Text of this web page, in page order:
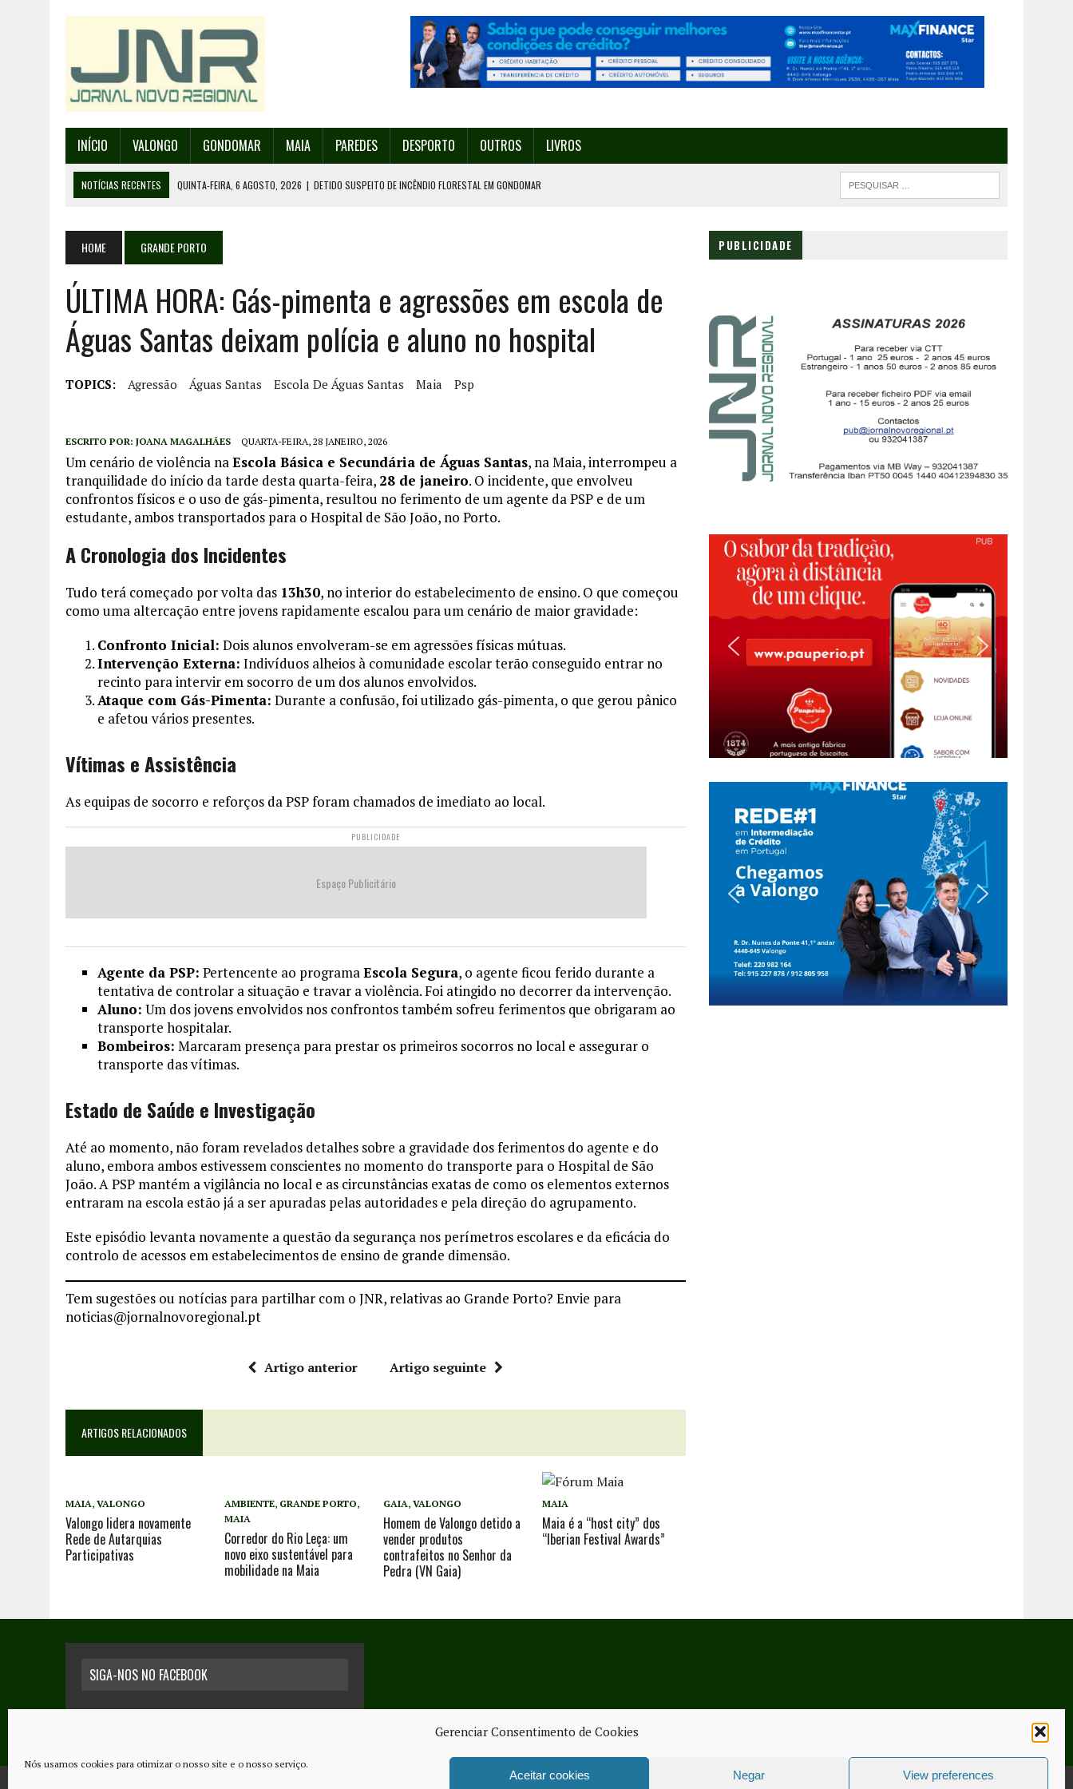
Gerenciar Consentimento de Cookies
Nós usamos cookies para otimizar o nosso site e o nosso serviço.
Aceitar cookies Negar View preferences
INÍCIO VALONGO GONDOMAR MAIA PAREDES DESPORTO OUTROS LIVROS
NOTÍCIAS RECENTES QUINTA-FEIRA, 6 AGOSTO, 2026 | DETIDO SUSPEITO DE INCÊNDIO FLORESTAL EM GONDOMAR
QUINTA-FEIRA, 6 AGOSTO, 2026 | INCÊNDIOS – FAFE: PJ DETÉM SUSPEITA DE ATEAR FOGO COM ISQUEIRO
SEXTA-FEIRA, 7 AGOSTO, 2026
FESTAS DA CIDADE DE VALONGO E 13º ENCONTRO ASSOCIATIVO DE 14 A 17 DE AGOSTO
HOME GRANDE PORTO
ÚLTIMA HORA: Gás-pimenta e agressões em escola de
Águas Santas deixam polícia e aluno no hospital
TOPICS: Agressão Águas Santas Escola De Águas Santas Maia Psp
ESCRITO POR: JOANA MAGALHÃES QUARTA-FEIRA, 28 JANEIRO, 2026
Um cenário de violência naEscola Básica e Secundária de Águas Santas, na Maia, interrompeu a
tranquilidade do início da tarde desta quarta-feira, 28 de janeiro. O incidente, que envolveu
confrontos físicos e o uso de gás-pimenta, resultou no ferimento de um agente da PSP e de um
estudante, ambos transportados para o Hospital de São João, no Porto.
A Cronologia dos Incidentes
Tudo terá começado por volta das 13h30, no interior do estabelecimento de ensino. O que começou
como uma altercação entre jovens rapidamente escalou para um cenário de maior gravidade:
Confronto Inicial: Dois alunos envolveram-se em agressões físicas mútuas.
Intervenção Externa: Indivíduos alheios à comunidade escolar terão conseguido entrar no
recinto para intervir em socorro de um dos alunos envolvidos.
Ataque com Gás-Pimenta: Durante a confusão, foi utilizado gás-pimenta, o que gerou pânico
e afetou vários presentes.
Vítimas e Assistência
As equipas de socorro e reforços da PSP foram chamados de imediato ao local.
PUBLICIDADE
Espaço Publicitário
Agente da PSP: Pertencente ao programaEscola Segura, o agente ficou ferido durante a
tentativa de controlar a situação e travar a violência. Foi atingido no decorrer da intervenção.
Aluno: Um dos jovens envolvidos nos confrontos também sofreu ferimentos que obrigaram ao
transporte hospitalar.
Bombeiros: Marcaram presença para prestar os primeiros socorros no local e assegurar o
transporte das vítimas.
Estado de Saúde e Investigação
Até ao momento, não foram revelados detalhes sobre a gravidade dos ferimentos do agente e do
aluno, embora ambos estivessem conscientes no momento do transporte para o Hospital de São
João. A PSP mantém a vigilância no local e as circunstâncias exatas de como os elementos externos
entraram na escola estão já a ser apuradas pelas autoridades e pela direção do agrupamento.
Este episódio levanta novamente a questão da segurança nos perímetros escolares e da eficácia do
controlo de acessos em estabelecimentos de ensino de grande dimensão.
Tem sugestões ou notícias para partilhar com o JNR, relativas ao Grande Porto? Envie para
noticias@jornalnovoregional.pt
Artigo anterior Artigo seguinte
ARTIGOS RELACIONADOS
MAIA, VALONGO
Valongo lidera novamente
Rede de Autarquias
Participativas
AMBIENTE, GRANDE PORTO,
MAIA
Corredor do Rio Leça: um
novo eixo sustentável para
mobilidade na Maia
GAIA,VALONGO
Homem de Valongo detido a
vender produtos
contrafeitos no Senhor da
Pedra (VN Gaia)
MAIA
Maia é a “host city” dos
“Iberian Festival Awards”
PUBLICIDADE
SIGA-NOS NO FACEBOOK
FICHA TÉCNICA ESTATUTO EDITORIAL CONTACTE-NOS COOKIE POLICY (EU)